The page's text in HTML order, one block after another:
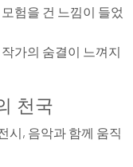
험을 건 느낌이 들었
가의 숨결이 느껴지
천국
시, 음악과 함께 움직